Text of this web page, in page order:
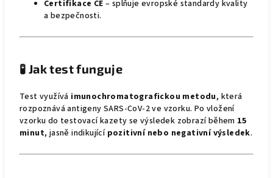
Certifikace CE – splňuje evropské standardy kvality
a bezpečnosti.
🧪 Jak test funguje
Test využívá imunochromatografickou metodu, která
rozpoznává antigeny SARS-CoV-2 ve vzorku. Po vložení
vzorku do testovací kazety se výsledek zobrazí během 15
minut, jasně indikující pozitivní nebo negativní výsledek.